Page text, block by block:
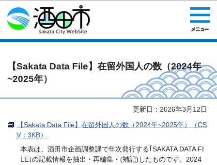
このページの本文へ移動
【Sakata Data File】在留外国人の数（2024年
~2025年）
更新日：2026年3月12日
【Sakata Data File】在留外国人の数（2024年~2025年）（CS
V：3KB）
本表は、酒田市企画調整課で年次発行する｢SAKATA DATA FI
LE｣の記載情報を抽出・再編集・(補記)したものです。2024